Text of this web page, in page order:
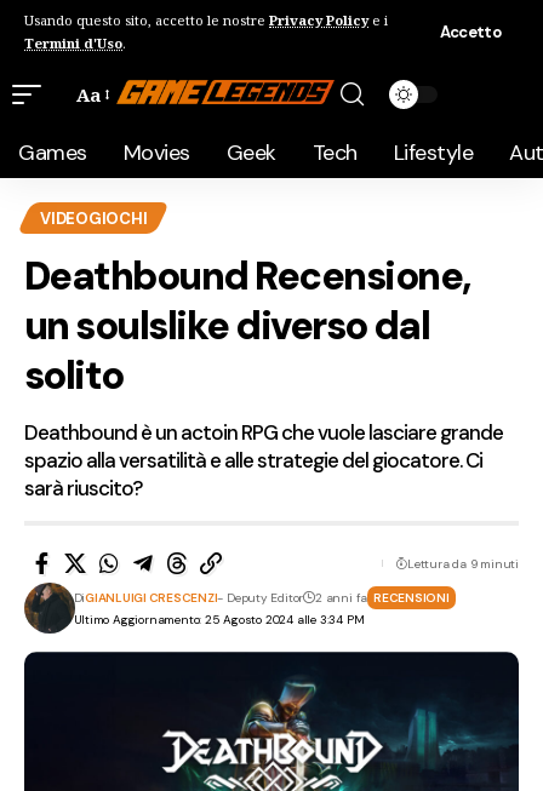
Usando questo sito, accetto le nostre Privacy Policye i
Termini d'Uso.
Accetto
Aa
Games Movies Geek Tech Lifestyle
VIDEOGIOCHI
Deathbound Recensione,
un soulslike diverso dal
solito
Deathbound è un actoin RPG che vuole lasciare grande
spazio alla versatilità e alle strategie del giocatore. Ci
sarà riuscito?
Ultimo Aggiornamento: 25 Agosto 2024 alle 3:34 PM
DiGIANLUIGI CRESCENZI- Deputy Editor 2 anni fa RECENSIONI
Lettura da 9 minuti